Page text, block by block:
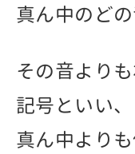
真ん中のどの
その音より
記号といい、
真ん中より